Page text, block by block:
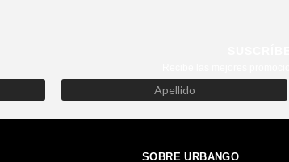
SOBRE URBANGO